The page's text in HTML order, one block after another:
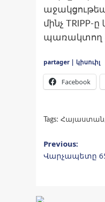
մինչ
պառակտող
partager | կիսուիլ
Facebook
Tags: Հայաստան
Post
Previous:
Վարչապետը